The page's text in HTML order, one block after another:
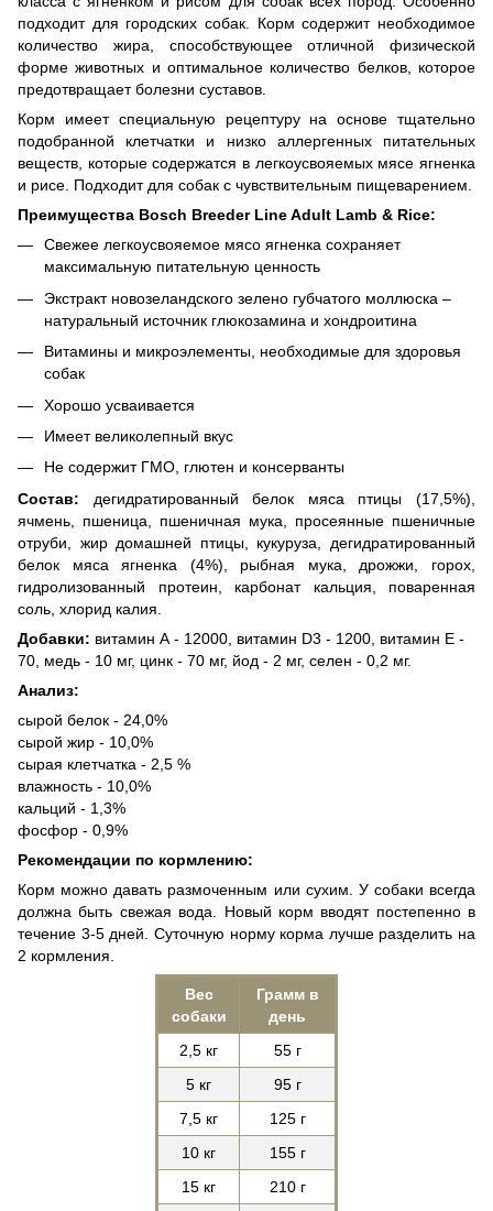
подходит для городских собак. Корм содержит необходимое
количество жира, способствующее отличной физической
форме животных и оптимальное количество белков, которое
предотвращает болезни суставов.
Корм имеет специальную рецептуру на основе тщательно
подобранной клетчатки и низко аллергенных питательных
веществ, которые содержатся в легкоусвояемых мясе ягненка
и рисе. Подходит для собак с чувствительным пищеварением.
Преимущества Bosch Breeder LineAdult Lamb & Rice:
Свежее легкоусвояемое мясо ягненка сохраняет
максимальную питательную ценность
Экстракт новозеландского зелено губчатого моллюска –
натуральный источник глюкозамина и хондроитина
Витамины и микроэлементы, необходимые для здоровья
собак
Хорошо усваивается
Имеет великолепный вкус
Не содержит ГМО, глютен и консерванты
Состав: дегидратированный белок мяса птицы (17,5%),
ячмень, пшеница, пшеничная мука, просеянные пшеничные
отруби, жир домашней птицы, кукуруза, дегидратированный
белок мяса ягненка (4%), рыбная мука, дрожжи, горох,
гидролизованный протеин, карбонат кальция, поваренная
соль, хлорид калия.
Добавки: витамин А - 12000, витамин D3 - 1200, витамин E -
70, медь - 10 мг, цинк - 70 мг, йод - 2 мг, селен - 0,2 мг.
Анализ:
сырой белок - 24,0%
сырой жир - 10,0%
сырая клетчатка - 2,5 %
влажность - 10,0%
кальций - 1,3%
фосфор - 0,9%
Рекомендации по кормлению:
Корм можно давать размоченным или сухим. У собаки всегда
должна быть свежая вода. Новый корм вводят постепенно в
течение 3-5 дней. Суточную норму корма лучше разделить на
2 кормления.
Вес
собаки
Грамм в
день
2,5 кг
55 г
5 кг
95 г
7,5 кг
125 г
10 кг
155 г
15 кг
210 г